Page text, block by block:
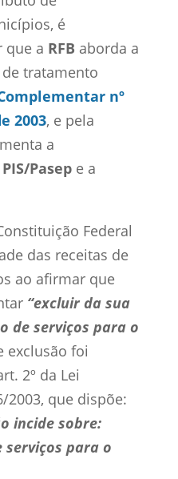
é
que a RFB aborda a
tratamento
nº
2003, e pela
a
Pasepe a
Federal
das receitas de
ao afirmar que
“excluir da sua
de serviços para o
exclusão foi
2º da Lei
2003, que dispõe:
incide sobre:
serviços para o